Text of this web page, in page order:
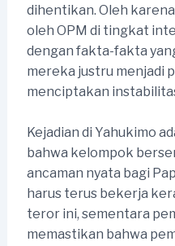
dihentikan. Oleh
oleh OPM di tingkat
dengan fakta-fakta
mereka justru menjadi
menciptakan
Kejadian di Yahukimo
bahwa kelompok
ancaman nyata bagi
harus terus bekerja
teror ini, sementara
memastikan bahwa